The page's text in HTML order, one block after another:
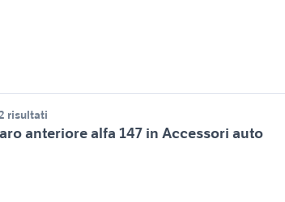
risultati
anteriore alfa 147 in Accessori auto